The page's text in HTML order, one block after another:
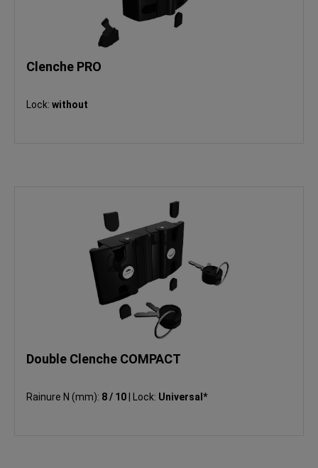
Clenche PRO
Lock: without
Double Clenche COMPACT
Rainure N (mm): 8 / 10 Lock: Universal*